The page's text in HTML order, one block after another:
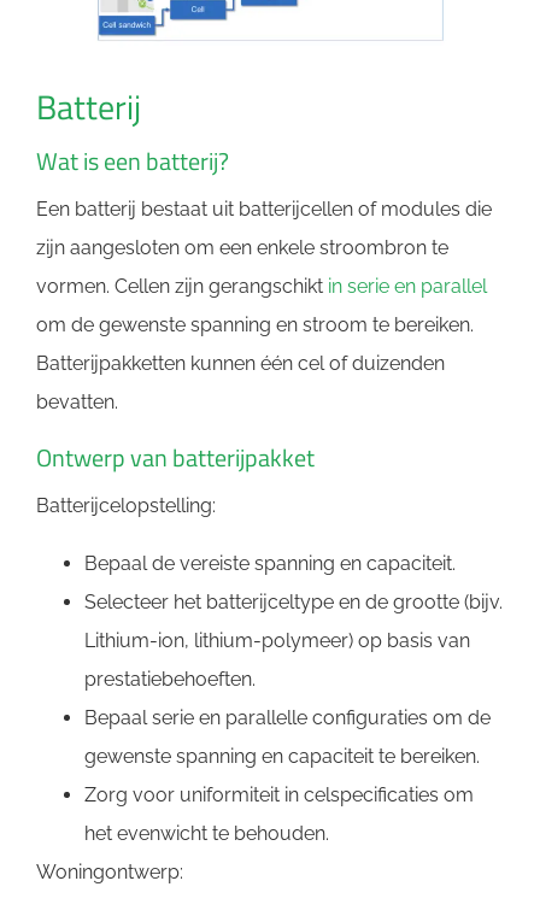
Batterij
Wat is een batterij?
Een batterij bestaat uit batterijcellen of modules die
zijn aangesloten om een ​​enkele stroombron te
vormen. Cellen zijn gerangschikt in serie en parallel
om de gewenste spanning en stroom te bereiken.
Batterijpakketten kunnen één cel of duizenden
bevatten.
Ontwerp van batterijpakket
Batterijcelopstelling:
Bepaal de vereiste spanning en capaciteit.
Selecteer het batterijceltype en de grootte (bijv.
Lithium-ion, lithium-polymeer) op basis van
prestatiebehoeften.
Bepaal serie en parallelle configuraties om de
gewenste spanning en capaciteit te bereiken.
Zorg voor uniformiteit in celspecificaties om
het evenwicht te behouden.
Woningontwerp: